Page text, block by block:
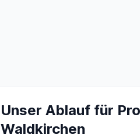
Unser Ablauf für
Waldkirchen